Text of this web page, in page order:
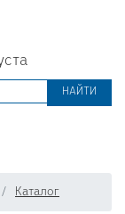
НАЙТИ
Каталог